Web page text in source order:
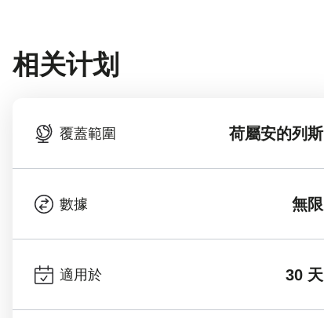
相关计划
覆蓋範圍 荷屬安的列斯
數據 無限
適用於 30 天